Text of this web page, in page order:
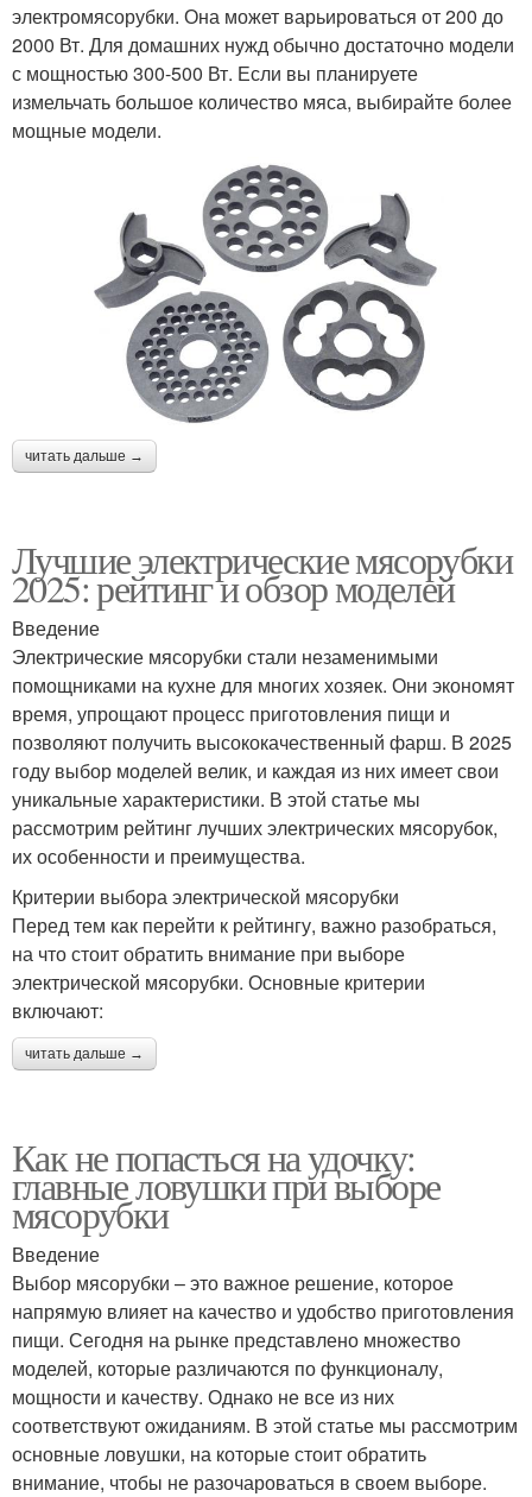
электромясорубки. Она может варьироваться от 200 до
2000 Вт. Для домашних нужд обычно достаточно модели
с мощностью 300-500 Вт. Если вы планируете
измельчать большое количество мяса, выбирайте более
мощные модели.
читать дальше →
Лучшие электрические мясорубки
2025: рейтинг и обзор моделей
Введение
Электрические мясорубки стали незаменимыми
помощниками на кухне для многих хозяек. Они экономят
время, упрощают процесс приготовления пищи и
позволяют получить высококачественный фарш. В 2025
году выбор моделей велик, и каждая из них имеет свои
уникальные характеристики. В этой статье мы
рассмотрим рейтинг лучших электрических мясорубок,
их особенности и преимущества.
Критерии выбора электрической мясорубки
Перед тем как перейти к рейтингу, важно разобраться,
на что стоит обратить внимание при выборе
электрической мясорубки. Основные критерии
включают:
читать дальше →
Как не попасться на удочку:
главные ловушки при выборе
мясорубки
Введение
Выбор мясорубки – это важное решение, которое
напрямую влияет на качество и удобство приготовления
пищи. Сегодня на рынке представлено множество
моделей, которые различаются по функционалу,
мощности и качеству. Однако не все из них
соответствуют ожиданиям. В этой статье мы рассмотрим
основные ловушки, на которые стоит обратить
внимание, чтобы не разочароваться в своем выборе.